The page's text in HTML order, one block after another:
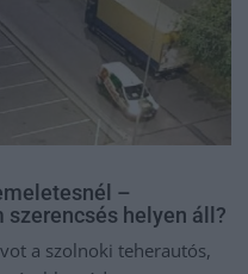
–
szerencsés helyen áll?
a szolnoki teherautós,